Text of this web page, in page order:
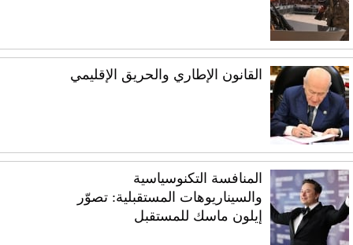
القانون الإطاري والحريق الإقليمي
المنافسة التكنوسياسية
والسيناريوهات المستقبلية: تصوّر
إيلون ماسك للمستقبل